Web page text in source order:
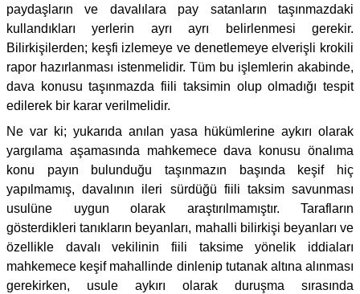
paydaşların ve davalılara pay satanların taşınmazdaki
kullandıkları yerlerin ayrı ayrı belirlenmesi gerekir.
Bilirkişilerden; keşfi izlemeye ve denetlemeye elverişli krokili
rapor hazırlanması istenmelidir. Tüm bu işlemlerin akabinde,
dava konusu taşınmazda fiili taksimin olup olmadığı tespit
edilerek bir karar verilmelidir.
Ne var ki; yukarıda anılan yasa hükümlerine aykırı olarak
yargılama aşamasında mahkemece dava konusu önalıma
konu payın bulunduğu taşınmazın başında keşif hiç
yapılmamış, davalının ileri sürdüğü fiili taksim savunması
usulüne uygun olarak araştırılmamıştır. Tarafların
gösterdikleri tanıkların beyanları, mahalli bilirkişi beyanları ve
özellikle davalı vekilinin fiili taksime yönelik iddiaları
mahkemece keşif mahallinde dinlenip tutanak altına alınması
gerekirken, usule aykırı olarak duruşma sırasında